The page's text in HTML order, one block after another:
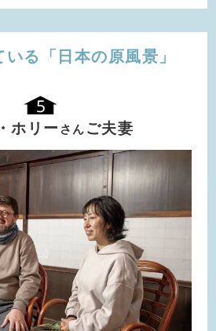
いる
「日本の原風景」
ホリー さん ご夫妻